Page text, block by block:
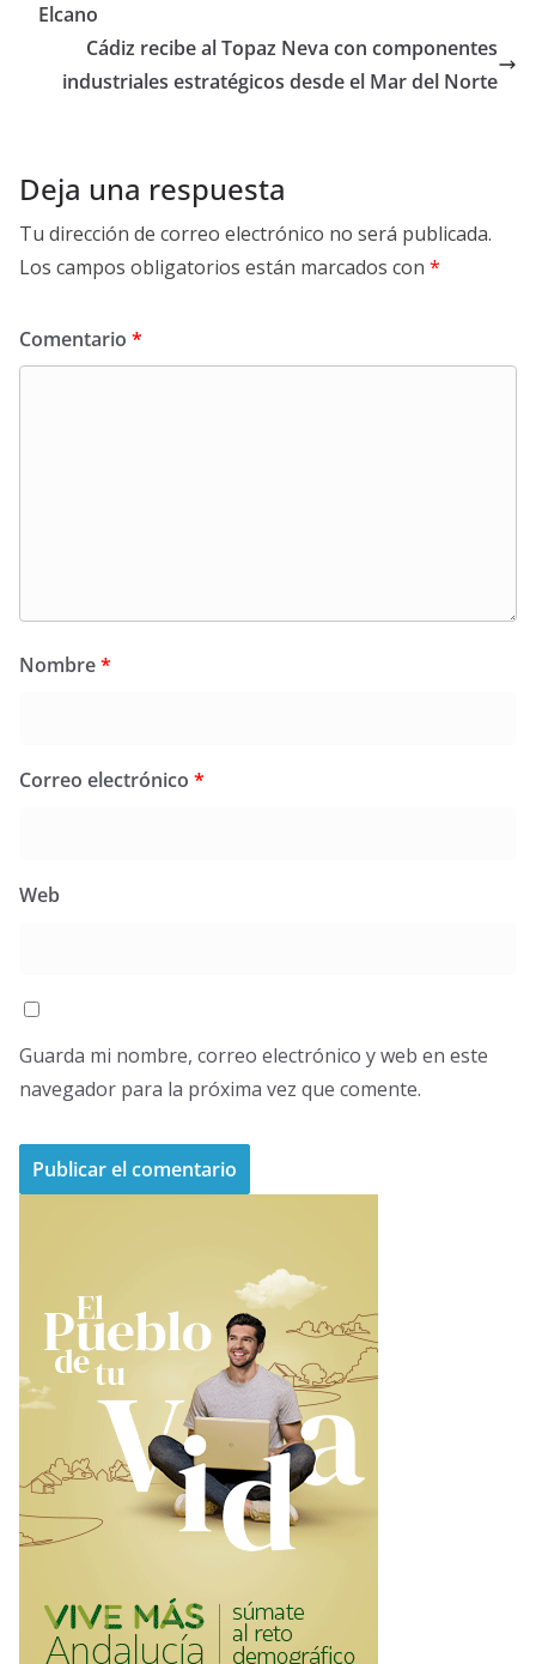
Elcano
Cádiz recibe al Topaz Neva con componentes
industriales estratégicos desde el Mar del Norte
Deja una respuesta
Tu dirección de correo electrónico no será publicada.
Los campos obligatorios están marcados con *
Comentario *
Nombre*
Correo electrónico *
Web
Guarda mi nombre, correo electrónico y web en este
navegador para la próxima vez que comente.
n
a
i
v
e